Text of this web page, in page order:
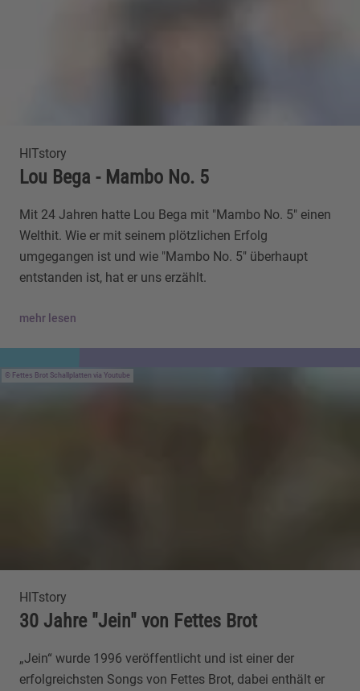
HITstory
Lou Bega - Mambo No. 5
Mit 24 Jahren hatte Lou Bega mit "Mambo No. 5" einen
Welthit. Wie er mit seinem plötzlichen Erfolg
umgegangen ist und wie "Mambo No. 5" überhaupt
entstanden ist, hat er uns erzählt.
mehr lesen
Fettes Brot Schallplatten via Youtube
HITstory
30 Jahre "Jein" von Fettes Brot
„Jein“ wurde 1996 veröffentlicht und ist einer der
erfolgreichsten Songs von Fettes Brot, dabei enthält er